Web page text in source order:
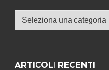
ARTICOLI RECENTI